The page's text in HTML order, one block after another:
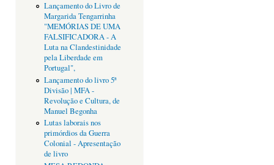
Lançamento do Livro de
Margarida Tengarrinha
"MEMÓRIAS DE UMA
FALSIFICADORA - A
Luta na Clandestinidade
pela Liberdade em
Portugal",
Lançamento do livro 5ª
Divisão | MFA -
Revolução e Cultura, de
Manuel Begonha
Lutas laborais nos
primórdios da Guerra
Colonial - Apresentação
de livro